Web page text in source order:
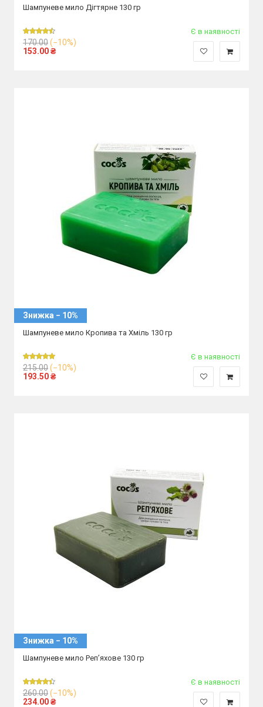
Шампуневе мило Дігтярне 130 гр
Є в наявності
170.00(−10%)
153.00₴
Знижка − 10%
Шампуневе мило Кропива та Хміль 130 гр
Є в наявності
215.00(−10%)
193.50₴
Знижка − 10%
Шампуневе мило Реп’яхове 130 гр
Є в наявності
260.00(−10%)
234.00₴